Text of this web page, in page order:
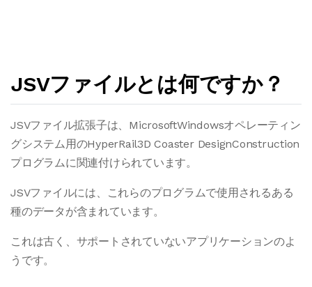
JSVファイルとは何ですか？
JSVファイル拡張子は、MicrosoftWindowsオペレーティン
グシステム用のHyperRail3D Coaster DesignConstruction
プログラムに関連付けられています。
JSVファイルには、これらのプログラムで使用されるある
種のデータが含まれています。
これは古く、サポートされていないアプリケーションのよ
うです。